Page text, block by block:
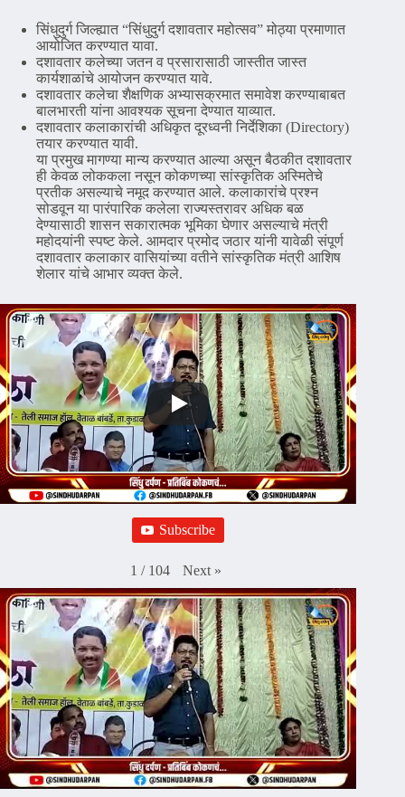
सिंधुदुर्ग जिल्ह्यात “सिंधुदुर्ग दशावतार महोत्सव” मोठ्या प्रमाणात
आयोजित करण्यात यावा.
दशावतार कलेच्या जतन व प्रसारासाठी जास्तीत जास्त
कार्यशाळांचे आयोजन करण्यात यावे.
दशावतार कलेचा शैक्षणिक अभ्यासक्रमात समावेश करण्याबाबत
बालभारती यांना आवश्यक सूचना देण्यात याव्यात.
दशावतार कलाकारांची अधिकृत दूरध्वनी निर्देशिका (Directory)
तयार करण्यात यावी.
या प्रमुख मागण्या मान्य करण्यात आल्या असून बैठकीत दशावतार
ही केवळ लोककला नसून कोकणच्या सांस्कृतिक अस्मितेचे
प्रतीक असल्याचे नमूद करण्यात आले. कलाकारांचे प्रश्न
सोडवून या पारंपारिक कलेला राज्यस्तरावर अधिक बळ
देण्यासाठी शासन सकारात्मक भूमिका घेणार असल्याचे मंत्री
महोदयांनी स्पष्ट केले. आमदार प्रमोद जठार यांनी यावेळी संपूर्ण
दशावतार कलाकार वासियांच्या वतीने सांस्कृतिक मंत्री आशिष
शेलार यांचे आभार व्यक्त केले.
Subscribe
1 / 104 Next »